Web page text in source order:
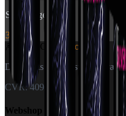
Silver Tiger Tails
399 kr.
🎆
World Of
Fireworks
Danmarks specialister i
CVR: 40926151
Webshop